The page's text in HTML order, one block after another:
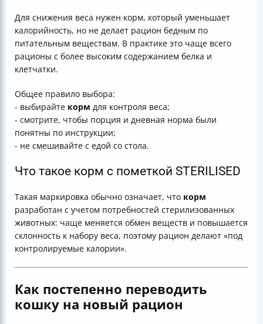
Для снижения веса нужен корм, который уменьшает
калорийность, но не делает рацион бедным по
питательным веществам. В практике это чаще всего
рационы с более высоким содержанием белка и
клетчатки.
Общее правило выбора:
- выбирайте корм для контроля веса;
- смотрите, чтобы порция и дневная норма были
понятны по инструкции;
- не смешивайте с едой со стола.
Что такое корм с пометкой STERILISED
Такая маркировка обычно означает, что корм
разработан с учетом потребностей стерилизованных
животных: чаще меняется обмен веществ и повышается
склонность к набору веса, поэтому рацион делают «под
контролируемые калории».
Как постепенно переводить
кошку на новый рацион